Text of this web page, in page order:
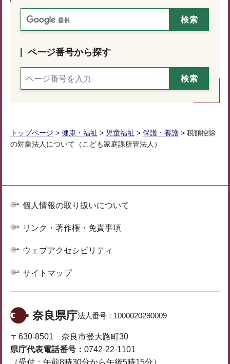
ページ番号から探す
トップページ > 健康・福祉 > 児童福祉 > 保護・養護 > 税額控除
の対象法人について（こども家庭課所管法人）
個人情報の取り扱いについて
リンク・著作権・免責事項
ウェブアクセシビリティ
サイトマップ
奈良県庁法人番号： 1000020290009
〒630-8501 奈良市登大路町30
県庁代表電話番号： 0742-22-1101